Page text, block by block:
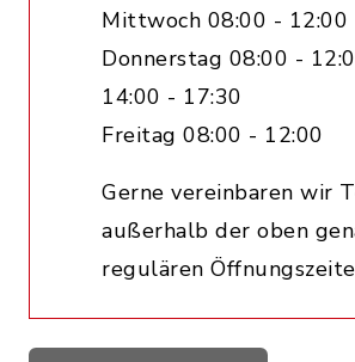
Mittwoch 08:00 - 12:00
Donnerstag 08:00 -
14:00 - 17:30
Freitag 08:00 - 12:00
Gerne vereinbaren wir
außerhalb der oben
regulären